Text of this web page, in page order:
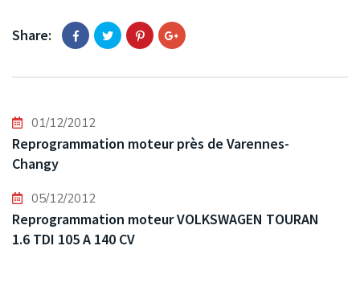
Share:
01/12/2012
Reprogrammation moteur près de Varennes-
Changy
05/12/2012
Reprogrammation moteur VOLKSWAGEN TOURAN
1.6 TDI 105 A 140 CV